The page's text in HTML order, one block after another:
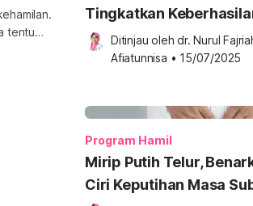
tentu
hasil
merek
Tingkatkan
PromilDitinjau oleh dr. Nurul
Afiatunnisa • 15/07/2025
Program Hamil
Mirip Putih Telur,
Ciri Keputihan Masa